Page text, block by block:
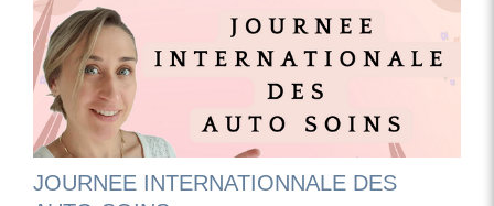
JOURNEE INTERNATIONNALE DES